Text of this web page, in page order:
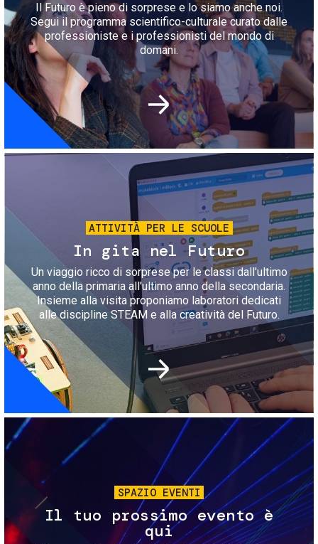
Il Futuro è pieno di sorprese e lo siamo anche noi.
Segui il programma scientifico-culturale curato dalle
professioniste e i professionisti del mondo di
domani.
Immagine
ATTIVITÀ PER LE SCUOLE
In gita nel Futuro
Un viaggio ricco di sorprese per le classi dall'ultimo
anno della primaria all'ultimo anno della secondaria.
Insieme alla visita proponiamo laboratori dedicati
alle discipline STEAM e alla creatività del Futuro.
Immagine
SPAZIO EVENTI
Il tuo prossimo evento è
qui